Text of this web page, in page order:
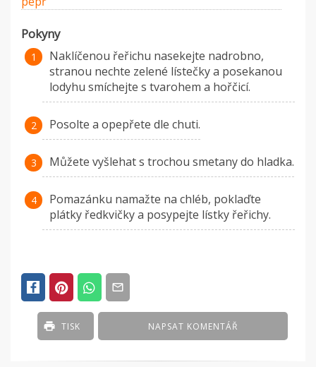
Pokyny
Naklíčenou řeřichu nasekejte nadrobno,
stranou nechte zelené lístečky a posekanou
lodyhu smíchejte s tvarohem a hořčicí.
Posolte a opepřete dle chuti.
Můžete vyšlehat s trochou smetany do hladka.
Pomazánku namažte na chléb, poklaďte
plátky ředkvičky a posypejte lístky řeřichy.
NAPSAT KOMENTÁŘ
TISK